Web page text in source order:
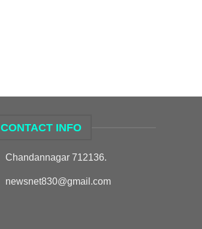
CONTACT INFO
Chandannagar 712136.
newsnet830@gmail.com